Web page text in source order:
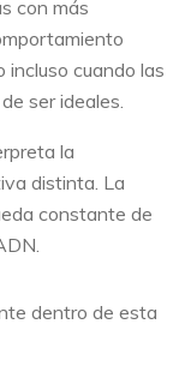
con más
cuando las
ser ideales.
la
distinta. La
constante de
dentro de esta